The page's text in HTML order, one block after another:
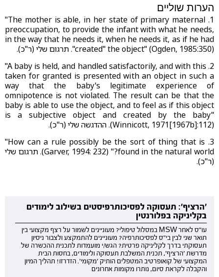
הערות שוליים
1. ‎‎"The mother is able, in her state of primary maternal
preoccupation, to provide the infant with what he needs,
in the way that he needs it, when he needs it, as if he had
"created" the object" (Ogden, 1985:350). תרגום שלי (ר"כ).
2. ‎‎"A baby is held, and handled satisfactorily, and with this
taken for granted is presented with an object in such a
way that the baby's legitimate experience of
omnipotence is not violated. The result can be that the
baby is able to use the object, and to feel as if this object
is a subjective object and created by the baby"
(Winnicott, 1971[1967b]:112)
.ההדגשה שלי (ר"כ).
3. ‎‎"How can a rule possibly be the sort of thing that is
found in the natural world?"
(Garver, 1994: 232). תרגום שלי
(ר"כ).
'הרציף': תעסוקה לפסיכותרפיסטים בשילוב לימודים
בקליניקה בפלורנטין
עו"ס לאחר MSW במסלול טיפולי? מעוניינים לשמור על רצף מקצועי בין
תואר שני לבין בי"ס לפסיכותרפיה? מעוניינים להתמקצע ולצבור ניסיון
תעסוקתי בדרך לקליניקה פרטית? הגש/י מועמדות לתכנית ההכשרה של
מדרשת 'הרציף', תכנית המשלבת תעסוקה ולימודים, בחסות הבית
המקצועי של קואופרטיב המטפלים הותיק 'מקומי'. הזדרזו! תהליך המיון
והקבלה לקראת סיום, נותרו מקומות אחרונים